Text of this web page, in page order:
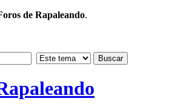
de Rapaleando.